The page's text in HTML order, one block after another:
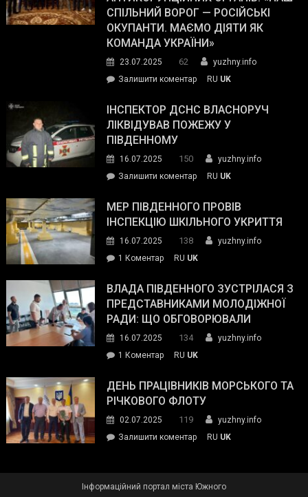
з
матеріального
резерву
гуманітарну
допомогу
СПІЛЬНИЙ ВОРОГ — РОСІЙСЬКІ
ОКУПАНТИ. МАЄМО ДІЯТИ ЯК
КОМАНДА УКРАЇНИ»
23.07.2025 62
yuzhny.info
Залишити коментарon
провів
нараду
силових
та
органів:
«Наш
спільний
окупанти.
Маємо
діяти
команда
RU UK
ІНСПЕКТОР ДСНС ВЛАСНОРУЧ
ЛІКВІДУВАВ ПОЖЕЖУ У
ПІВДЕННОМУ
16.07.2025 150
yuzhny.info
Залишити коментарon
ДСНС
власноруч
пожежу
у
RU UK
МЕР ПІВДЕННОГО ПРОВІВ
ІНСПЕКЦІЮ ШКІЛЬНОГО УКРИТТЯ
16.07.2025 138
yuzhny.info
1 Коментардо
Південного
провів
інспекцію
укриття
RU UK
ВЛАДА ПІВДЕННОГО ЗУСТРІЛАСЯ З
ПРЕДСТАВНИКАМИ МОЛОДІЖНОЇ
РАДИ: ЩО ОБГОВОРЮВАЛИ
16.07.2025 134
yuzhny.info
1 Коментардо
Південного
зустрілася
представниками
молодіжної
обговорювали
RU UK
ДЕНЬ ПРАЦІВНИКІВ МОРСЬКОГО ТА
РІЧКОВОГО ФЛОТУ
02.07.2025 119
yuzhny.info
Залишити коментарon
RU UK
Інформаційний портал міста Южного